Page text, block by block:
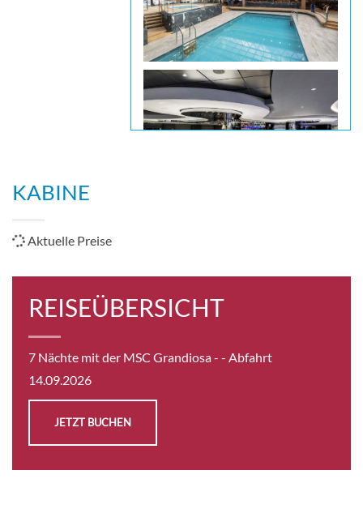
KABINE
Aktuelle Preise
REISEÜBERSICHT
7 Nächte mit der MSC Grandiosa - - Abfahrt
14.09.2026
JETZT BUCHEN